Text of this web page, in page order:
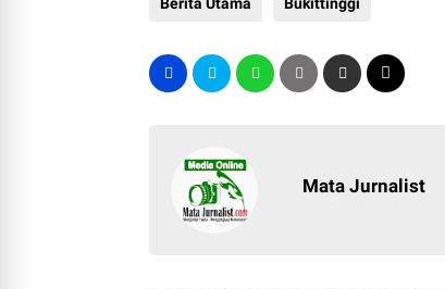
Mata Jurnalist